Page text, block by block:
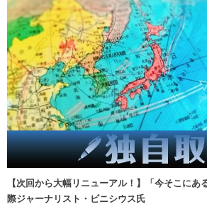
【次回から大幅リニューアル！】「今そこに
際ジャーナリスト・ビニシウス氏